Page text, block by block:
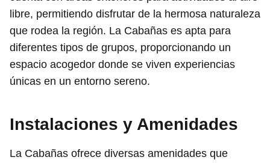
libre, permitiendo disfrutar de la hermosa naturaleza
que rodea la región. La Cabañas es apta para
diferentes tipos de grupos, proporcionando un
espacio acogedor donde se viven experiencias
únicas en un entorno sereno.
Instalaciones y Amenidades
La Cabañas ofrece diversas amenidades que